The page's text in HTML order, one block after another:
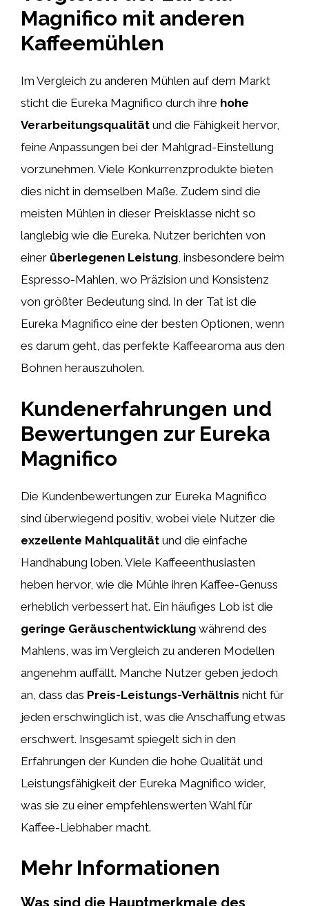
Magnifico mit anderen
Kaffeemühlen
Im Vergleich zu anderen Mühlen auf dem Markt
sticht die Eureka Magnifico durch ihre hohe
Verarbeitungsqualität und die Fähigkeit hervor,
feine Anpassungen bei der Mahlgrad-Einstellung
vorzunehmen. Viele Konkurrenzprodukte bieten
dies nicht in demselben Maße. Zudem sind die
meisten Mühlen in dieser Preisklasse nicht so
langlebig wie die Eureka. Nutzer berichten von
einer überlegenen Leistung, insbesondere beim
Espresso-Mahlen, wo Präzision und Konsistenz
von größter Bedeutung sind. In der Tat ist die
Eureka Magnifico eine der besten Optionen, wenn
es darum geht, das perfekte Kaffeearoma aus den
Bohnen herauszuholen.
Kundenerfahrungen und
Bewertungen zur Eureka
Magnifico
Die Kundenbewertungen zur Eureka Magnifico
sind überwiegend positiv, wobei viele Nutzer die
exzellente Mahlqualität und die einfache
Handhabung loben. Viele Kaffeeenthusiasten
heben hervor, wie die Mühle ihren Kaffee-Genuss
erheblich verbessert hat. Ein häufiges Lob ist die
geringe Geräuschentwicklung während des
Mahlens, was im Vergleich zu anderen Modellen
angenehm auffällt. Manche Nutzer geben jedoch
an, dass das Preis-Leistungs-Verhältnis nicht für
jeden erschwinglich ist, was die Anschaffung etwas
erschwert. Insgesamt spiegelt sich in den
Erfahrungen der Kunden die hohe Qualität und
Leistungsfähigkeit der Eureka Magnifico wider,
was sie zu einer empfehlenswerten Wahl für
Kaffee-Liebhaber macht.
Mehr Informationen
Was sind die Hauptmerkmale des